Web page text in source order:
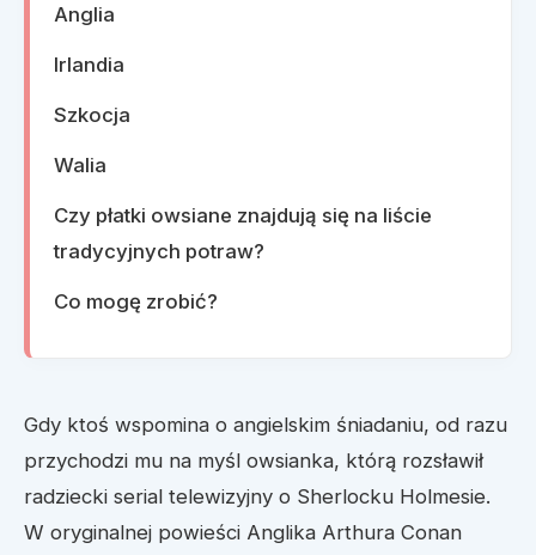
Anglia
Irlandia
Szkocja
Walia
Czy płatki owsiane znajdują się na liście
tradycyjnych potraw?
Co mogę zrobić?
Gdy ktoś wspomina o angielskim śniadaniu, od razu
przychodzi mu na myśl owsianka, którą rozsławił
radziecki serial telewizyjny o Sherlocku Holmesie.
W oryginalnej powieści Anglika Arthura Conan